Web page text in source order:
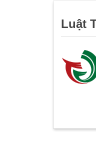
Luật